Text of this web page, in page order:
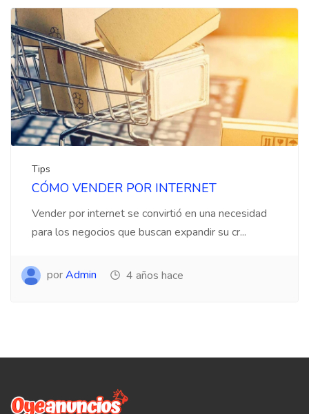
Tips
CÓMO VENDER POR INTERNET
Vender por internet se convirtió en una necesidad
para los negocios que buscan expandir su cr...
porAdmin 4 años hace